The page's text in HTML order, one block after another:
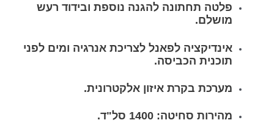
פלטה תחתונה להגנה נוספת ובידוד רעש
מושלם.
אינדיקציה לפאנל לצריכת אנרגיה ומים לפני
תוכנית הכביסה.
מערכת בקרת איזון אלקטרונית.
מהירות סחיטה: 1400 סל"ד.